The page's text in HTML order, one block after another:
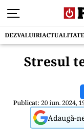
DEZVALUIRIACTUALITATE
Stresul
Publicat: 20 iun. 2024,
Adaugă-